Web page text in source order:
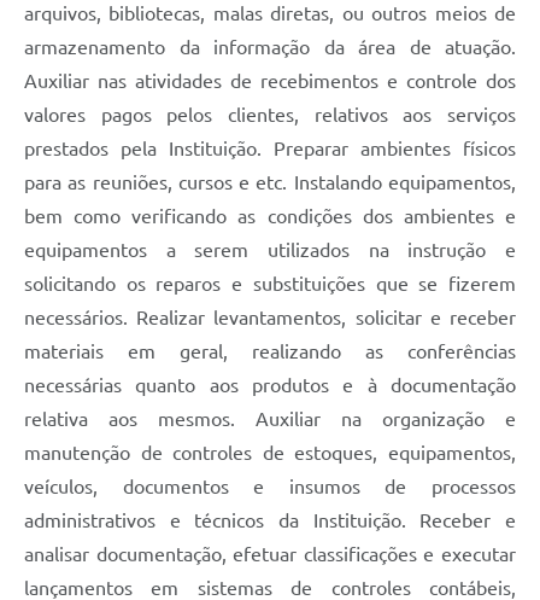
arquivos, bibliotecas, malas diretas, ou outros meios de
armazenamento da informação da área de atuação.
Auxiliar nas atividades de recebimentos e controle dos
valores pagos pelos clientes, relativos aos serviços
prestados pela Instituição. Preparar ambientes físicos
para as reuniões, cursos e etc. Instalando equipamentos,
bem como verificando as condições dos ambientes e
equipamentos a serem utilizados na instrução e
solicitando os reparos e substituições que se fizerem
necessários. Realizar levantamentos, solicitar e receber
materiais em geral, realizando as conferências
necessárias quanto aos produtos e à documentação
relativa aos mesmos. Auxiliar na organização e
manutenção de controles de estoques, equipamentos,
veículos, documentos e insumos de processos
administrativos e técnicos da Instituição. Receber e
analisar documentação, efetuar classificações e executar
lançamentos em sistemas de controles contábeis,